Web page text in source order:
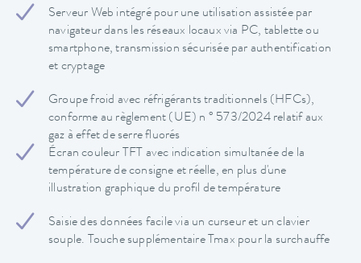
Serveur Web intégré pour une utilisation assistée par
navigateur dans les réseaux locaux via PC, tablette ou
smartphone, transmission sécurisée par authentification
et cryptage
Groupe froid avec réfrigérants traditionnels (HFCs),
conforme au règlement (UE) n ° 573/2024 relatif aux
gaz à effet de serre fluorés
Écran couleur TFT avec indication simultanée de la
température de consigne et réelle, en plus d'une
illustration graphique du profil de température
Saisie des données facile via un curseur et un clavier
souple. Touche supplémentaire Tmax pour la surchauffe